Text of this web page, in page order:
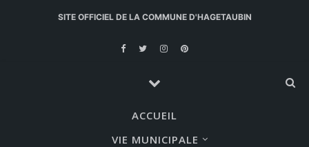
SITE OFFICIEL DE LA COMMUNE D'HAGETAUBIN
ACCUEIL
VIE MUNICIPALE